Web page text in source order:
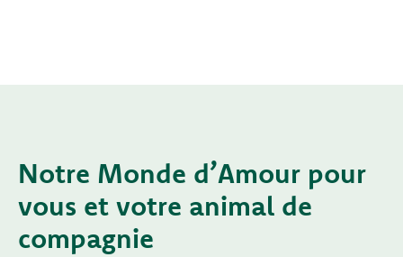
Notre Monde d’Amour pour
vous et votre animal de
compagnie